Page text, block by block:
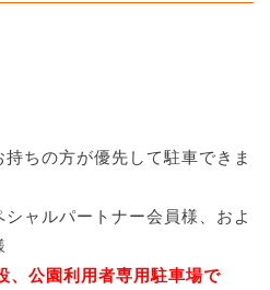
持ちの方が優先して駐車できま
ャルパートナー会員様、およ
公園利用者専用駐車場で